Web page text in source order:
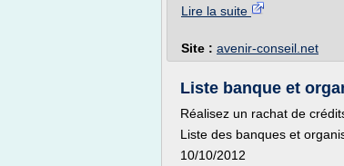
Lire la suite
Site : avenir-conseil.net
Liste banque et
Réalisez un rachat de
Liste des banques et
10/10/2012